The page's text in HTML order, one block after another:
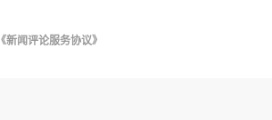
《新闻评论服务协议》